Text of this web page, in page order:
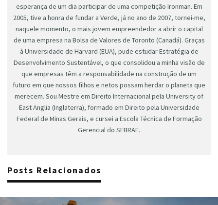
esperança de um dia participar de uma competição Ironman. Em
2005, tive a honra de fundar a Verde, já no ano de 2007, tornei-me,
naquele momento, o mais jovem empreendedor a abrir o capital
de uma empresa na Bolsa de Valores de Toronto (Canadá). Graças
à Universidade de Harvard (EUA), pude estudar Estratégia de
Desenvolvimento Sustentável, o que consolidou a minha visão de
que empresas têm a responsabilidade na construção de um
futuro em que nossos filhos e netos possam herdar o planeta que
merecem. Sou Mestre em Direito Internacional pela University of
East Anglia (Inglaterra), formado em Direito pela Universidade
Federal de Minas Gerais, e cursei a Escola Técnica de Formação
Gerencial do SEBRAE.
Posts Relacionados